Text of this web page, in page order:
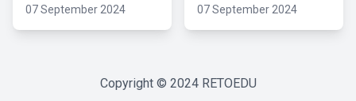
07 September 2024 07 September 2024
Copyright © 2024 RETOEDU